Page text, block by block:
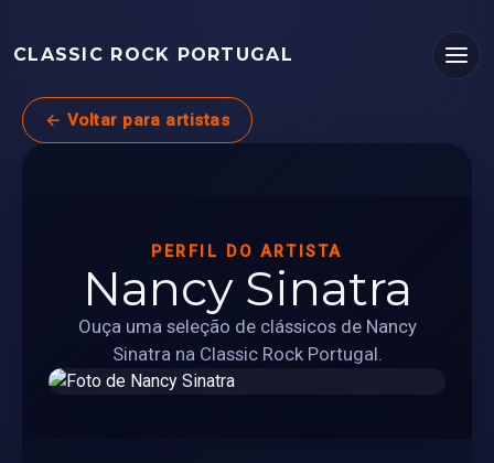
CLASSIC ROCK PORTUGAL
← Voltar para artistas
PERFIL DO ARTISTA
Nancy Sinatra
Ouça uma seleção de clássicos de Nancy
Sinatra na Classic Rock Portugal.